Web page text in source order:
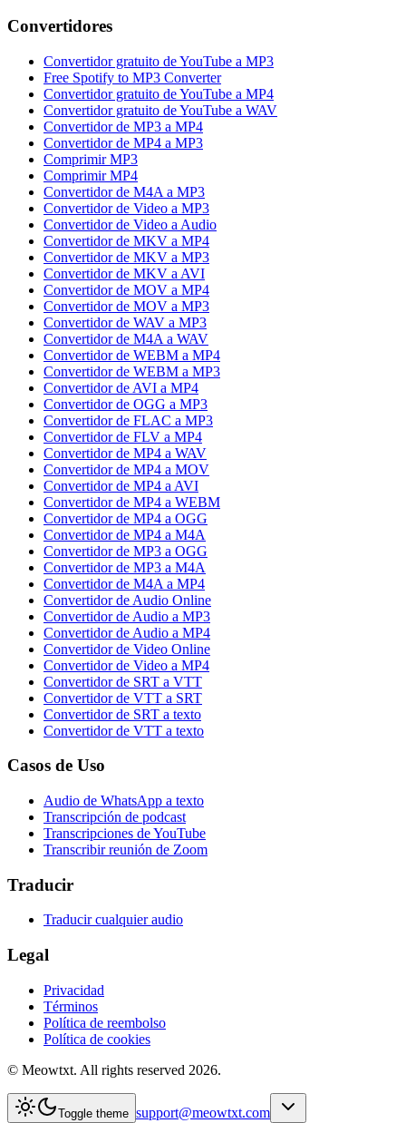
Convertidores
Convertidor gratuito de YouTube a MP3
Free Spotify to MP3 Converter
Convertidor gratuito de YouTube a MP4
Convertidor gratuito de YouTube a WAV
Convertidor de MP3 a MP4
Convertidor de MP4 a MP3
Comprimir MP3
Comprimir MP4
Convertidor de M4A a MP3
Convertidor de Video a MP3
Convertidor de Video a Audio
Convertidor de MKV a MP4
Convertidor de MKV a MP3
Convertidor de MKV a AVI
Convertidor de MOV a MP4
Convertidor de MOV a MP3
Convertidor de WAV a MP3
Convertidor de M4A a WAV
Convertidor de WEBM a MP4
Convertidor de WEBM a MP3
Convertidor de AVI a MP4
Convertidor de OGG a MP3
Convertidor de FLAC a MP3
Convertidor de FLV a MP4
Convertidor de MP4 a WAV
Convertidor de MP4 a MOV
Convertidor de MP4 a AVI
Convertidor de MP4 a WEBM
Convertidor de MP4 a OGG
Convertidor de MP4 a M4A
Convertidor de MP3 a OGG
Convertidor de MP3 a M4A
Convertidor de M4A a MP4
Convertidor de Audio Online
Convertidor de Audio a MP3
Convertidor de Audio a MP4
Convertidor de Video Online
Convertidor de Video a MP4
Convertidor de SRT a VTT
Convertidor de VTT a SRT
Convertidor de SRT a texto
Convertidor de VTT a texto
Casos de Uso
Audio de WhatsApp a texto
Transcripción de podcast
Transcripciones de YouTube
Transcribir reunión de Zoom
Traducir
Traducir cualquier audio
Legal
Privacidad
Términos
Política de reembolso
Política de cookies
© Meowtxt. All rights reserved 2026.
Toggle theme support@meowtxt.com